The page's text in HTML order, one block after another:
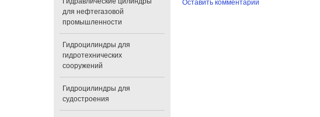
Оставить комментарий
для нефтегазовой
промышленности
Гидроцилиндры для
гидротехнических
сооружений
Гидроцилиндры для
судостроения